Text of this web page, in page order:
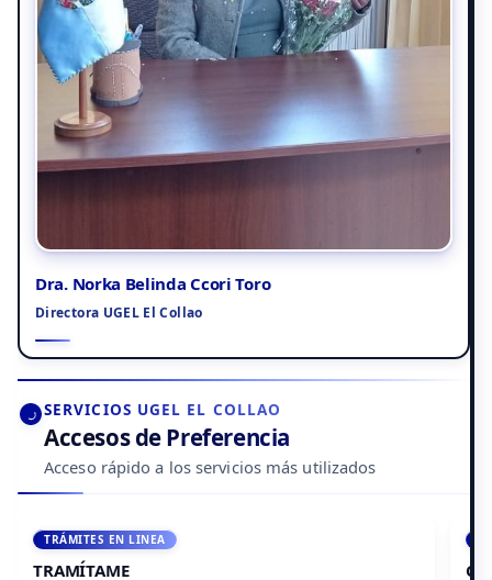
Dra. Norka Belinda Ccori Toro
Directora UGEL El Collao
SERVICIOS UGEL EL COLLAO
Accesos de Preferencia
Acceso rápido a los servicios más utilizados
ACCEDE A AULA VIRTUAL
CAMPUS VIRTUAL